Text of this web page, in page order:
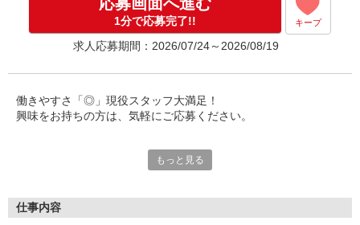
で残業手当支給
※月3万円まで交通費支給
※試用期間（2〜3ヶ月）も同条件
【手当】固定残業手当／資格手当／店舗職制手当／
住宅手当（実家外かつ賃貸の場合のみ別途支給）※
試用期間明けから支給／特別手当
※手当の種類はエリアにより異なります。詳細は面
1分で応募完了!! キープ
求人応募期間：2026/07/24～2026/08/19
働きやすさ「◎」現役スタッフ大満足！
興味をお持ちの方は、気軽にご応募ください。
復帰後の時短勤務など生活環境に合わせた働き方もできます。こ
もっと見る
仕事内容